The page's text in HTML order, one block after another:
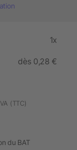
1x
dès 0,28 €
(TTC)
du BAT